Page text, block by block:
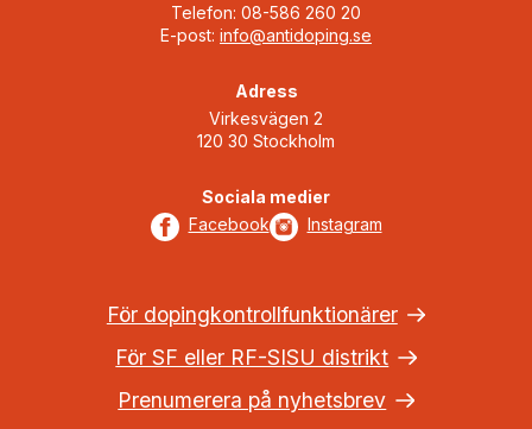
Telefon: 08-586 260 20
E-post: info@antidoping.se
Adress
Virkesvägen 2
120 30 Stockholm
Sociala medier
Facebook
Instagram
För dopingkontrollfunktionärer
För SF eller RF-SISU distrikt
Prenumerera på nyhetsbrev